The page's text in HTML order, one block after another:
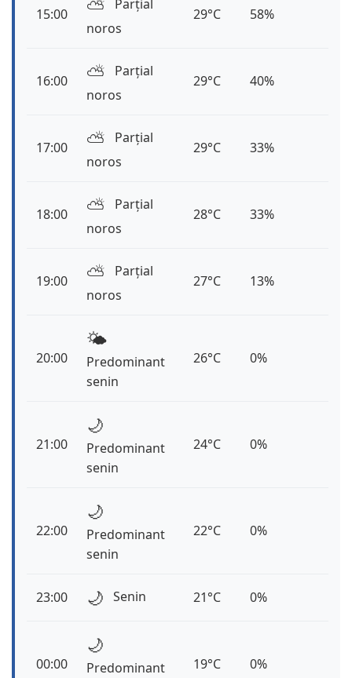
15:00 ⛅️
Parțial
noros
29°C 58%
16:00 ⛅️
Parțial
noros
29°C 40%
17:00 ⛅️
Parțial
noros
29°C 33%
18:00 ⛅️
Parțial
noros
28°C 33%
19:00 ⛅️
Parțial
noros
27°C 13%
20:00
🌤️
Predominant
senin
26°C 0%
21:00
🌙
Predominant
senin
24°C 0%
22:00
🌙
Predominant
senin
22°C 0%
23:00 🌙 Senin 21°C 0%
00:00
🌙
Predominant
19°C 0%